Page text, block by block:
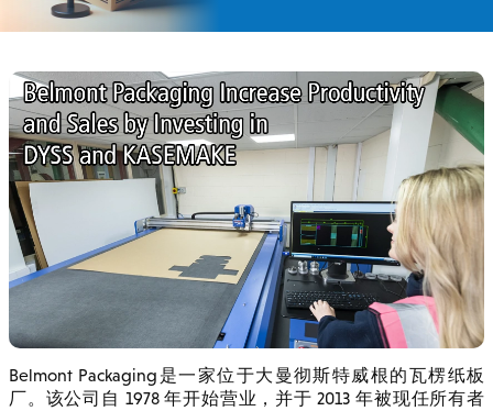
Belmont Packaging是一家位于大曼彻斯特威根的瓦楞纸板
厂。该公司自 1978 年开始营业，并于 2013 年被现任所有者